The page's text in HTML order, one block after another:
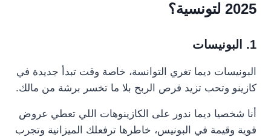
2025 لتونسية؟
1. البونيسات
البونيسات ديما تغري التوانسة، خاصة وقت تبدأ جديدة في
كازينو وتحب تزيد فرص الربح بلا ما تخسر برشة من مالك.
أنا شخصيا ديما ندور على الكازينوهات اللي تعطي عروض
قوية وقيمة في البونيس، خاطرها ترفعلك الميزانية وتجرب